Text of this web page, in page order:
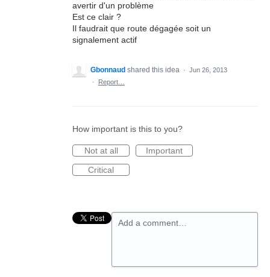
avertir d'un problème
Est ce clair ?
Il faudrait que route dégagée soit un
signalement actif
Gbonnaud shared this idea · Jun 26, 2013
·
Report…
How important is this to you?
Not at all
Important
Critical
Add a comment…